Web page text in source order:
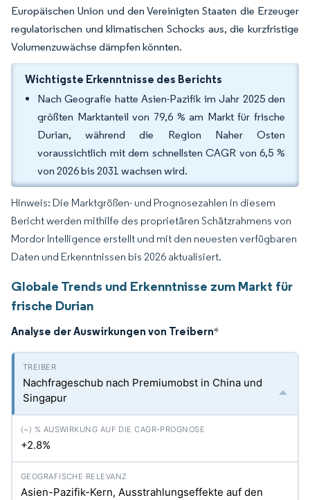
Europäischen Union und den Vereinigten Staaten die Erzeuger
regulatorischen und klimatischen Schocks aus, die kurzfristige
Volumenzuwächse dämpfen könnten.
Wichtigste Erkenntnisse des Berichts
Nach Geografie hatte Asien-Pazifik im Jahr 2025 den
größten Marktanteil von 79,6 % am Markt für frische
Durian, während die Region Naher Osten
voraussichtlich mit dem schnellsten CAGR von 6,5 %
von 2026 bis 2031 wachsen wird.
Hinweis: Die Marktgrößen- und Prognosezahlen in diesem
Bericht werden mithilfe des proprietären Schätzrahmens von
Mordor Intelligence erstellt und mit den neuesten verfügbaren
Daten und Erkenntnissen bis 2026 aktualisiert.
Globale Trends und Erkenntnisse zum Markt für
frische Durian
Analyse der Auswirkungen von Treibern*
Nachfrageschub nach Premiumobst in China und
Singapur
+2.8%
Asien-Pazifik-Kern, Ausstrahlungseffekte auf den